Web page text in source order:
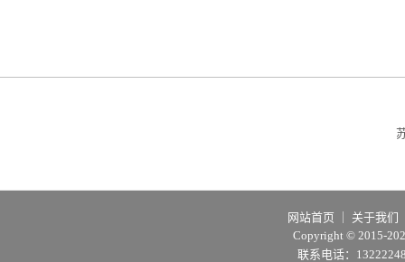
网站首页 关于我们
Copyright © 2015-
联系电话：